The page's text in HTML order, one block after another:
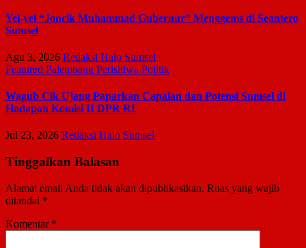
Yel-yel “Joncik Muhammad Gubernur” Menggems di Seantero
Sumsel
Agu 3, 2026 Redaksi Halo Sumsel
Featured Palembang Perisitiwa Politik
Wagub Cik Ujang Paparkan Capaian dan Potensi Sumsel di
Hadapan Komisi II DPR RI
Jul 23, 2026 Redaksi Halo Sumsel
Tinggalkan Balasan
Alamat email Anda tidak akan dipublikasikan. Ruas yang wajib
ditandai *
Komentar *